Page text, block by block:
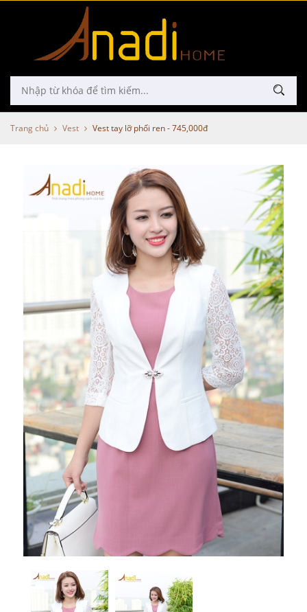
Trang chủ Vest Vest tay lỡ phối ren - 745,000đ